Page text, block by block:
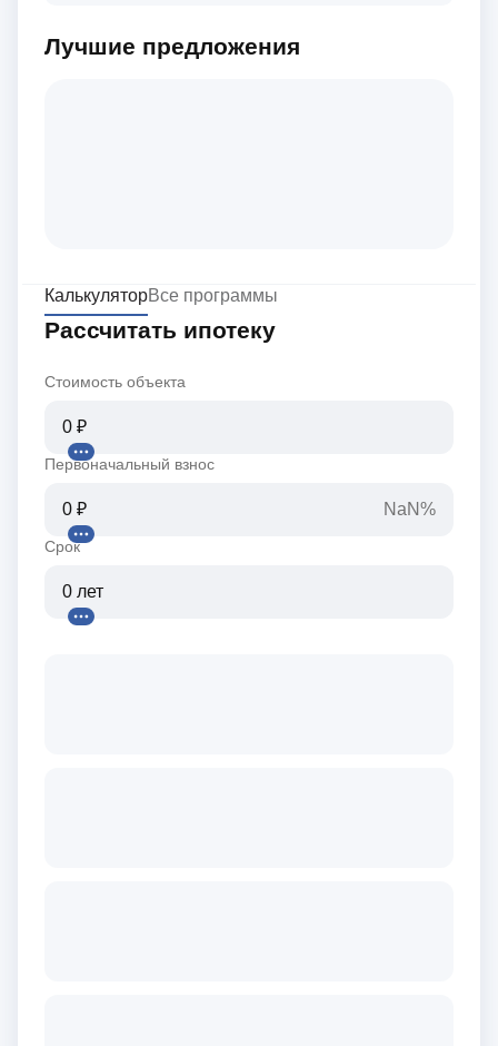
Лучшие предложения
КалькуляторВсе программы
Рассчитать ипотеку
Стоимость объекта
Первоначальный взнос
NaN%
Срок